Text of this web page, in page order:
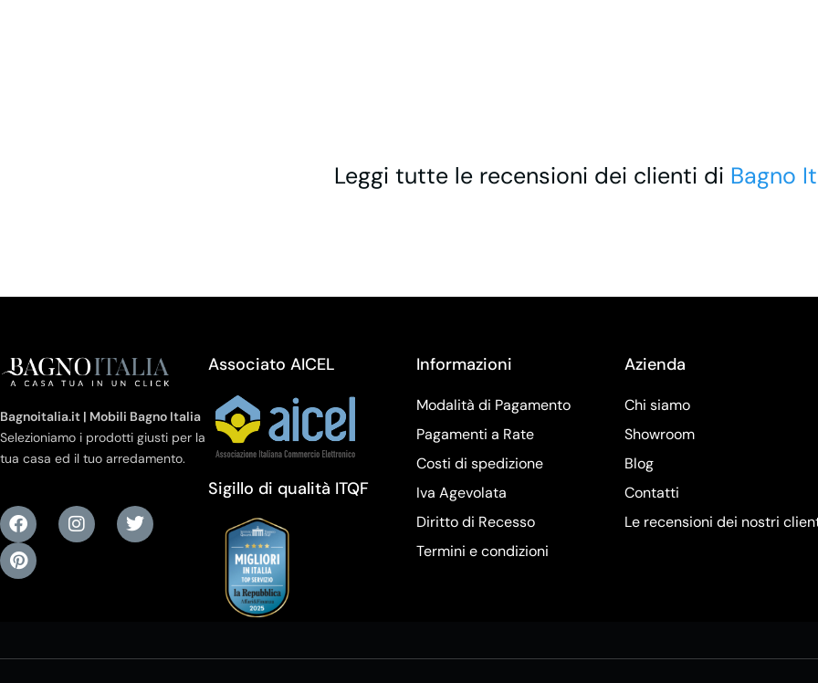
Leggi tutte le recensioni dei clienti di Bagno
Bagnoitalia.it | Mobili Bagno Italia
Selezioniamo i prodotti giusti per la
tua casa ed il tuo arredamento.
Associato AICEL
Sigillo di qualità ITQF
Informazioni
Modalità di Pagamento
Pagamenti a Rate
Costi di spedizione
Iva Agevolata
Diritto di Recesso
Termini e condizioni
Azienda
Chi siamo
Showroom
Blog
Contatti
Le recensioni dei nostri